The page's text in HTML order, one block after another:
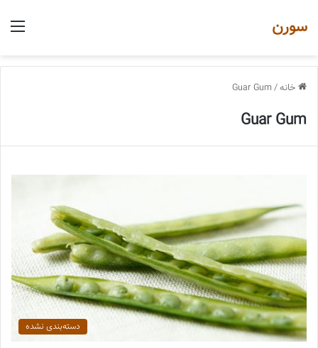
سورن
خانه/
Guar Gum
Guar Gum
دسته‌بندی نشده